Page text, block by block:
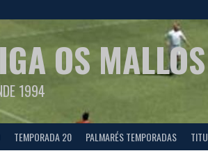
OS MALLOS
1994
TEMPORADA 20 PALMARÉS TEMPORADAS